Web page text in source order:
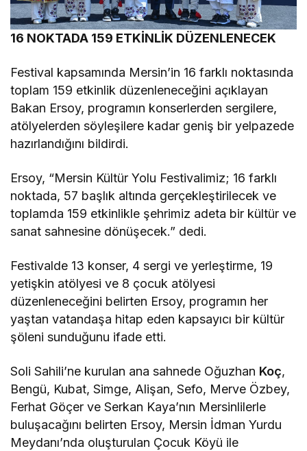
16 NOKTADA 159 ETKİNLİK DÜZENLENECEK
Festival kapsamında Mersin’in 16 farklı noktasında
toplam 159 etkinlik düzenleneceğini açıklayan
Bakan Ersoy, programın konserlerden sergilere,
atölyelerden söyleşilere kadar geniş bir yelpazede
hazırlandığını bildirdi.
Ersoy, “Mersin Kültür Yolu Festivalimiz; 16 farklı
noktada, 57 başlık altında gerçekleştirilecek ve
toplamda 159 etkinlikle şehrimiz adeta bir kültür ve
sanat sahnesine dönüşecek.” dedi.
Festivalde 13 konser, 4 sergi ve yerleştirme, 19
yetişkin atölyesi ve 8 çocuk atölyesi
düzenleneceğini belirten Ersoy, programın her
yaştan vatandaşa hitap eden kapsayıcı bir kültür
şöleni sunduğunu ifade etti.
Soli Sahili’ne kurulan ana sahnede Oğuzhan Koç,
Bengü, Kubat, Simge, Alişan, Sefo, Merve Özbey,
Ferhat Göçer ve Serkan Kaya’nın Mersinlilerle
buluşacağını belirten Ersoy, Mersin İdman Yurdu
Meydanı’nda oluşturulan Çocuk Köyü ile